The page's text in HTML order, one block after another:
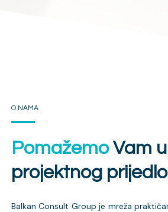
O NAMA
PomažemoVam
projektnog
Balkan Consult Group je mreža